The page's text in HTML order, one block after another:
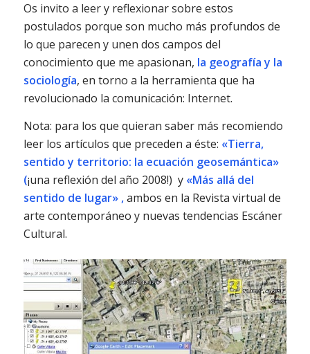
Os invito a leer y reflexionar sobre estos
postulados porque son mucho más profundos de
lo que parecen y unen dos campos del
conocimiento que me apasionan, la geografía y la
sociología, en torno a la herramienta que ha
revolucionado la comunicación: Internet.
Nota: para los que quieran saber más recomiendo
leer los artículos que preceden a éste: «Tierra,
sentido y territorio: la ecuación geosemántica»
(¡una reflexión del año 2008!) y «Más allá del
sentido de lugar» ,ambos en la Revista virtual de
arte contemporáneo y nuevas tendencias Escáner
Cultural.